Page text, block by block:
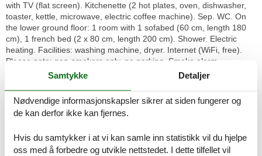
with TV (flat screen). Kitchenette (2 hot plates, oven, dishwasher,
toaster, kettle, microwave, electric coffee machine). Sep. WC. On
the lower ground floor: 1 room with 1 sofabed (60 cm, length 180
cm), 1 french bed (2 x 80 cm, length 200 cm). Shower. Electric
heating. Facilities: washing machine, dryer. Internet (WiFi, free).
Please note: non-smokers only, no parking. Smoke alarm.
FR18042661
Trouville sur Mer: Semi-detached house "Bonsecours", 3 storeys.
Excellent location: right in the centre but still quiet, 260 m from the
sea, 260 m from the beach. (5 steps). Shop, grocery 150 m,
Trouville" 350 m, railway station "Deauville-Trouville" 1 km, indoor
swimming pool 500 m, thermal baths "Trouville sur Mer" 500 m.
Samtykke Detaljer
Nødvendige informasjonskapsler sikrer at siden fungerer og
de kan derfor ikke kan fjernes.
Hvis du samtykker i at vi kan samle inn statistikk vil du hjelpe
oss med å forbedre og utvikle nettstedet. I dette tilfellet vil